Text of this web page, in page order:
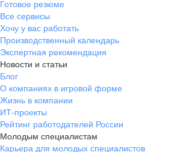
Готовое резюме
Все сервисы
Хочу у вас работать
Производственный календарь
Экспертная рекомендация
Новости и статьи
Блог
О компаниях в игровой форме
Жизнь в компании
ИТ-проекты
Рейтинг работодателей России
Молодым специалистам
Карьера для молодых специалистов